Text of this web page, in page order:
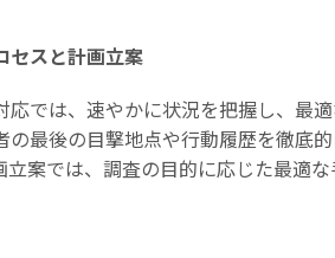
セスと計画立案
応では、速やかに状況を把握し、最
の最後の目撃地点や行動履歴を徹底
立案では、調査の目的に応じた最適